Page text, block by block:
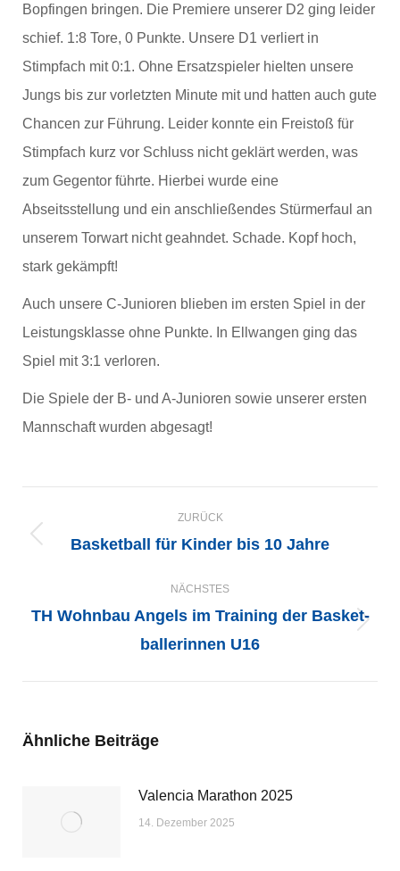
Bopfingen bringen. Die Premiere unserer D2 ging leider
schief. 1:8 Tore, 0 Punkte. Unsere D1 verliert in
Stimpfach mit 0:1. Ohne Ersatzspieler hielten unsere
Jungs bis zur vorletzten Minute mit und hatten auch gute
Chancen zur Führung. Leider konnte ein Freistoß für
Stimpfach kurz vor Schluss nicht geklärt werden, was
zum Gegentor führte. Hierbei wurde eine
Abseitsstellung und ein anschließendes Stürmerfaul an
unserem Torwart nicht geahndet. Schade. Kopf hoch,
stark gekämpft!
Auch unsere C-Junioren blieben im ersten Spiel in der
Leistungsklasse ohne Punkte. In Ellwangen ging das
Spiel mit 3:1 verloren.
Die Spiele der B- und A-Junioren sowie unserer ersten
Mannschaft wurden abgesagt!
KOMMENTARNAVIGATION
ZURÜCK
Vorheriger
Basketball für Kinder bis 10 Jahre
NÄCHSTES
TH Wohnbau Angels im Training der Basket­
baller­innen U16
Ähnliche Beiträge
Valencia Marathon 2025
14. Dezember 2025